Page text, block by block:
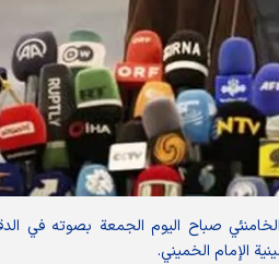
صباح الیوم الجمعة بصوته في
الإمام الخميني.